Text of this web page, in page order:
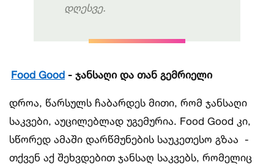
დღესვე.
Food Good - ჯანსაღი და თან გემრიელი
დროა, წარსულს ჩაბარდეს მითი, რომ ჯანსაღი
საკვები, აუცილებლად უგემურია. Food Good კი,
სწორედ ამაში დარწმუნების საუკეთესო გზაა -
თქვენ აქ შეხვდებით ჯანსაღ საკვებს, რომელიც